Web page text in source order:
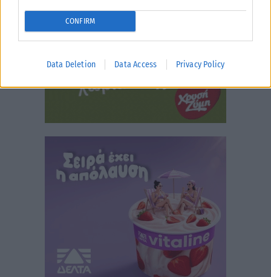
CONFIRM
Data Deletion Data Access Privacy Policy